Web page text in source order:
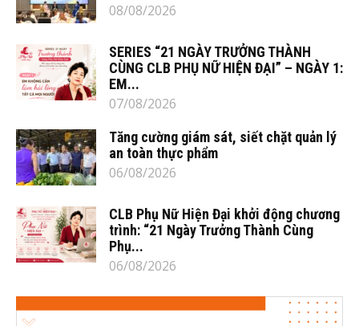
08/08/2026
SERIES “21 NGÀY TRƯỞNG THÀNH
CÙNG CLB PHỤ NỮ HIỆN ĐẠI” – NGÀY 1:
EM...
07/08/2026
Tăng cường giám sát, siết chặt quản lý
an toàn thực phẩm
06/08/2026
CLB Phụ Nữ Hiện Đại khởi động chương
trình: “21 Ngày Trưởng Thành Cùng
Phụ...
06/08/2026